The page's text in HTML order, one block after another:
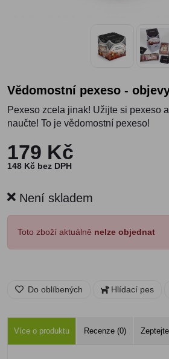
Vědomostní pexeso -
Pexeso zcela jinak! Užijte si pexeso
naučte! To je vědomostní pexeso!
179 Kč
148 Kč bez DPH
Není skladem
Toto zboží aktuálně nelze objednat
Do oblíbených Hlídací pes
Více o produktu Recenze (0)